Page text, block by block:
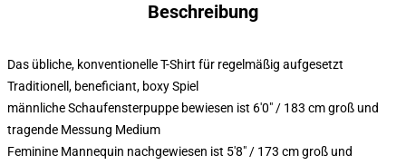
Beschreibung
Das übliche, konventionelle T-Shirt für regelmäßig aufgesetzt
Traditionell, beneficiant, boxy Spiel
männliche Schaufensterpuppe bewiesen ist 6'0" / 183 cm groß und
tragende Messung Medium
Feminine Mannequin nachgewiesen ist 5'8" / 173 cm groß und